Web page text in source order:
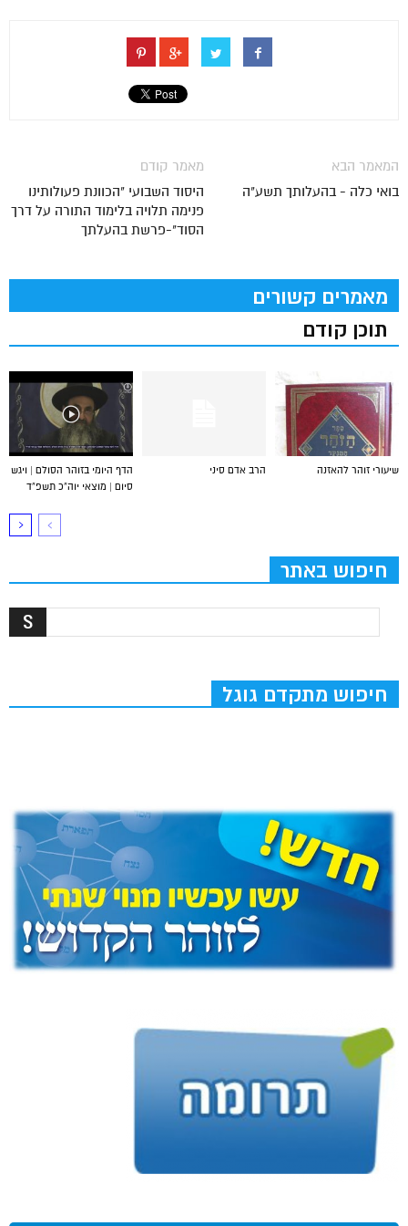
מאמר קודם
היסוד השבועי "הכוונת פעולותינו
פנימה תלויה בלימוד התורה על דרך
הסוד"-פרשת בהעלתך
המאמר הבא
בואי כלה - בהעלותך תשע"ה
מאמרים קשורים
תוכן קודם
הדף היומי בזוהר הסולם | ויגש
סיום | מוצאי יוה”כ תשפ”ד
הרב אדם סיני שיעורי זוהר להאזנה
חיפוש באתר
חיפוש מתקדם גוגל